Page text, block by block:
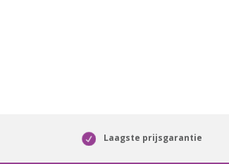
Laagste prijsgarantie